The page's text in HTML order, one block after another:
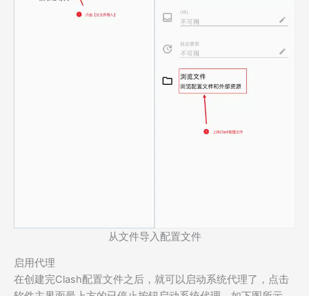
从文件导入配置文件
启用代理
在创建完Clash配置文件之后，就可以启动系统代理了，点击